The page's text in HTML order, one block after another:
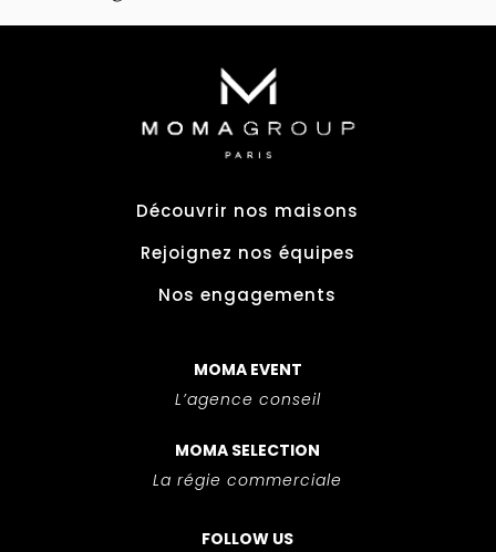
Découvrir nos maisons
Rejoignez nos équipes
Nos engagements
MOMA EVENT
L’agence conseil
MOMA SELECTION
La régie commerciale
FOLLOW US